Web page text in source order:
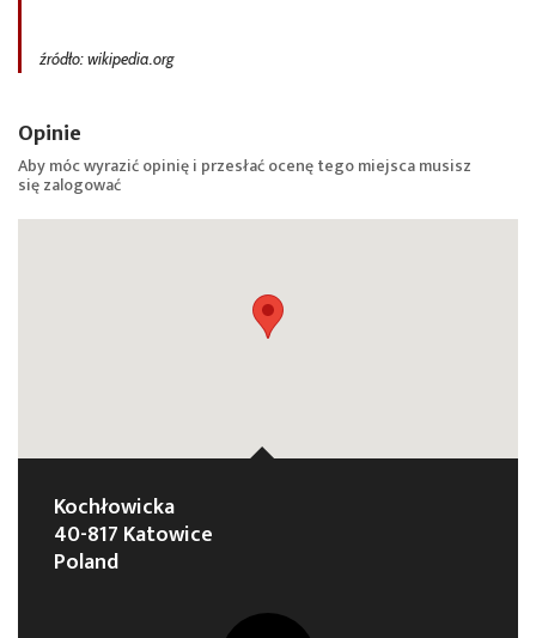
źródło: wikipedia.org
Opinie
Aby móc wyrazić opinię i przesłać ocenę tego miejsca musisz
sięzalogować
Kochłowicka
40-817 Katowice
Poland